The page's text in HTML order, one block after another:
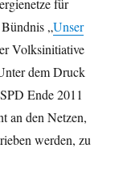
für
„Unser
Volksinitiative
dem Druck
Ende 2011
an den Netzen,
werden, zu